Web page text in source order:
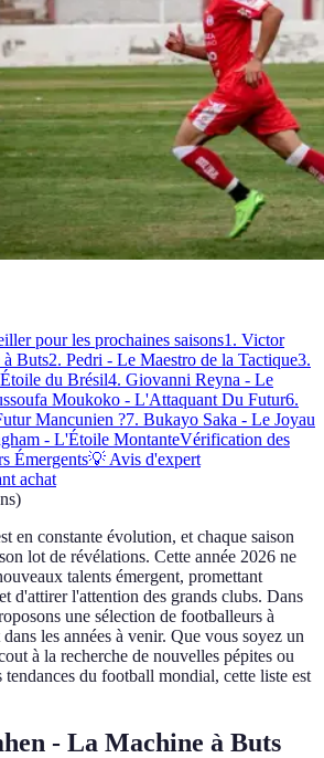
pour les prochaines saisons1. Victor
Buts2. Pedri - Le Maestro de la Tactique3.
du Brésil4. Giovanni Reyna - Le
Moukoko - L'Attaquant Du Futur6.
Mancunien ?7. Bukayo Saka - Le Joyau
- L'Étoile MontanteVérification des
Émergents💡 Avis d'expert
achat
)
en constante évolution, et chaque saison
lot de révélations. Cette année 2026 ne
talents émergent, promettant
d'attirer l'attention des grands clubs. Dans
une sélection de footballeurs à
les années à venir. Que vous soyez un
à la recherche de nouvelles pépites ou
du football mondial, cette liste est
- La Machine à Buts